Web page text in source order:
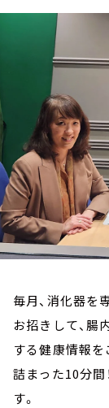
トピック
TBS
お知らせ
イベント
YouTube
会社情報
毎月、消化器を
お招きして、腸
する健康情報
詰まった10分
す。